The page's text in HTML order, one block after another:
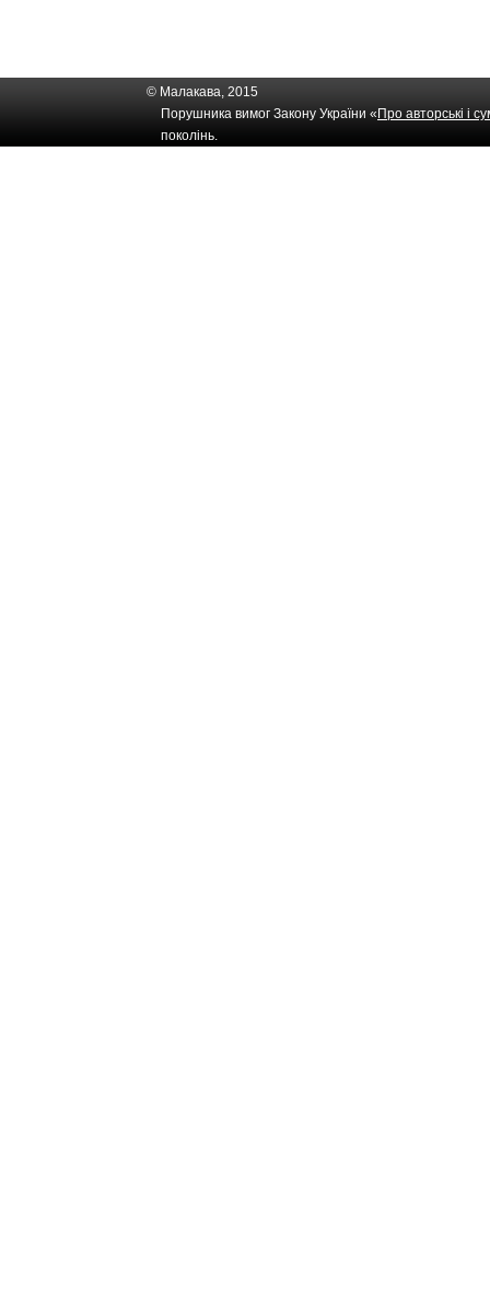
© Малакава, 2015
Порушника вимог Закону України « Про авторські і
поколінь.